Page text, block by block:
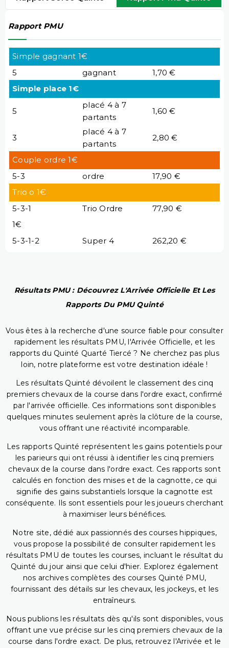
Rapport PMU
Simple gagnant 1€
5
gagnant
1,70 €
Simple place 1€
5
placé 4 à 7
partants
1,60 €
3
placé 4 à 7
partants
2,80 €
Couple ordre 1€
5-3
ordre
17,90 €
Trio o 1€
5-3-1
Trio Ordre
77,90 €
1€
5-3-1-2
Super 4 262,20 €
Résultats PMU : Découvrez L'Arrivée Officielle Et Les
Rapports Du PMU Quinté
Vous êtes à la recherche d'une source fiable pour consulter
rapidement les résultats PMU, l'Arrivée Officielle, et les
rapports du Quinté Quarté Tiercé ? Ne cherchez pas plus
loin, notre plateforme est votre destination idéale !
Les résultats Quinté dévoilent le classement des cinq
premiers chevaux de la course dans l'ordre exact, confirmé
par l'arrivée officielle. Ces informations sont disponibles
quelques minutes seulement après la clôture de la course,
vous offrant une réactivité incomparable.
Les rapports Quinté représentent les gains potentiels pour
les parieurs qui ont réussi à identifier les cinq premiers
chevaux de la course dans l'ordre exact. Ces rapports sont
calculés en fonction des mises et de la cagnotte, ce qui
signifie des gains substantiels lorsque la cagnotte est
conséquente. Ils sont essentiels pour les joueurs cherchant
à maximiser leurs bénéfices.
Notre site, dédié aux passionnés des courses hippiques,
vous propose la possibilité de consulter rapidement les
résultats PMU de toutes les courses, incluant le résultat du
Quinté du jour ainsi que celui d'hier. Explorez également
nos archives complètes des courses Quinté PMU,
fournissant des détails sur les chevaux, les jockeys, et les
entraîneurs.
Nous publions les résultats dès qu'ils sont disponibles, vous
offrant une vue précise sur les cinq premiers chevaux de la
course dans l'ordre exact. De plus, retrouvez l'Arrivée et le